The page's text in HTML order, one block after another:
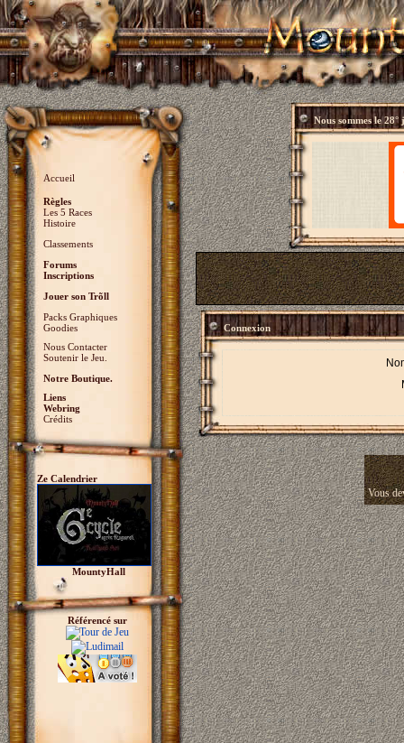
Accueil
Règles
Les 5 Races
Histoire
Classements
Forums
Inscriptions
Jouer son Trõll
Packs Graphiques
Goodies
Nous Contacter
Soutenir le Jeu.
Notre Boutique.
Liens
Webring
Crédits
Ze Calendrier
MountyHall
Référencé sur
Nous sommes le28°
Connexion
Vous